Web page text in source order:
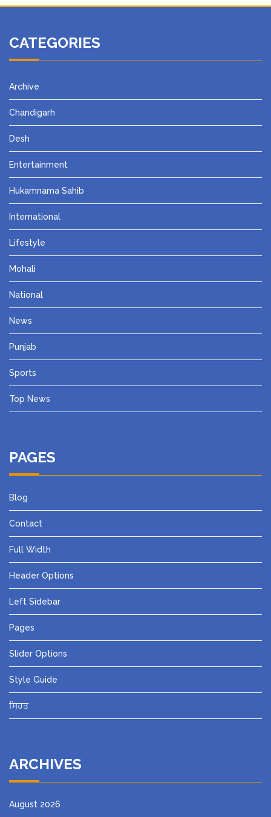
CATEGORIES
Archive
Chandigarh
Desh
Entertainment
Hukamnama Sahib
International
Lifestyle
Mohali
National
News
Punjab
Sports
Top News
PAGES
Blog
Contact
Full Width
Header Options
Left Sidebar
Pages
Slider Options
Style Guide
ਸਿਹਤ
ARCHIVES
August 2026